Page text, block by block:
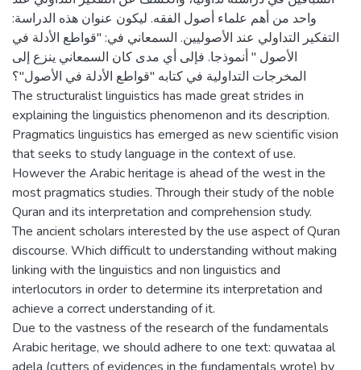
واحد من أهم علماء أصول الفقه. ليكون عنوان هذه الدراسة:
التفكير التداولي عند الأصوليين. السمعاني في: "قواطع الأدلة في
الأصول " أنموذجا. فإلى أي مدى كان السمعاني ينزع إلى
المخرجات التداولية في كتابه "قواطع الأدلة في الأصول"؟
The structuralist linguistics has made great strides in
explaining the linguistics phenomenon and its description.
Pragmatics linguistics has emerged as new scientific vision
that seeks to study language in the context of use.
However the Arabic heritage is ahead of the west in the
most pragmatics studies. Through their study of the noble
Quran and its interpretation and comprehension study.
The ancient scholars interested by the use aspect of Quran
discourse. Which difficult to understanding without making
linking with the linguistics and non linguistics and
interlocutors in order to determine its interpretation and
achieve a correct understanding of it.
Due to the vastness of the research of the fundamentals
Arabic heritage, we should adhere to one text: quwataa al